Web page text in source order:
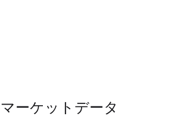
ーケットデータ